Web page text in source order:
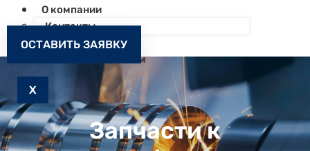
О компании
Контакты
Как заказать
Запчасти к станкам
X
ОСТАВИТЬ ЗАЯВКУ
Запчасти к